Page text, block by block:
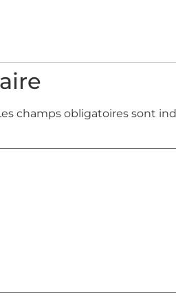
champs obligatoires sont